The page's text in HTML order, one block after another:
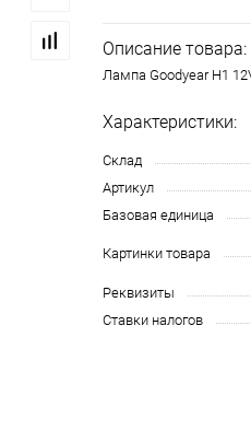
Описание товара:
Лампа Goodyear H1
Характеристики:
Склад
Артикул
Базовая единица
Картинки товара
Реквизиты
Ставки налогов